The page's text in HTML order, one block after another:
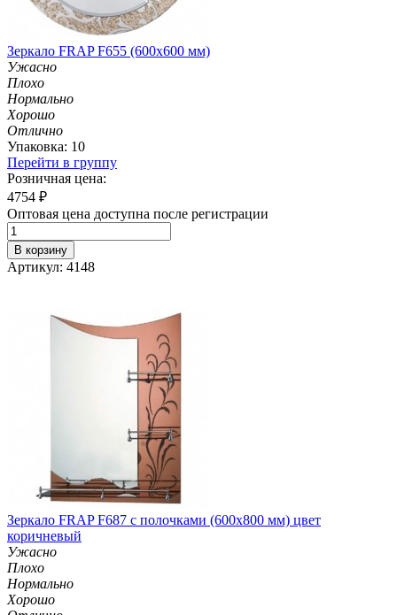
Зеркало FRAP F655 (600х600 мм)
Ужасно
Плохо
Нормально
Хорошо
Отлично
Упаковка: 10
Перейти в группу
Розничная цена:
4754 ₽
Оптовая цена доступна после регистрации
В корзину
Артикул: 4148
Зеркало FRAP F687 с полочками (600х800 мм) цвет
коричневый
Ужасно
Плохо
Нормально
Хорошо